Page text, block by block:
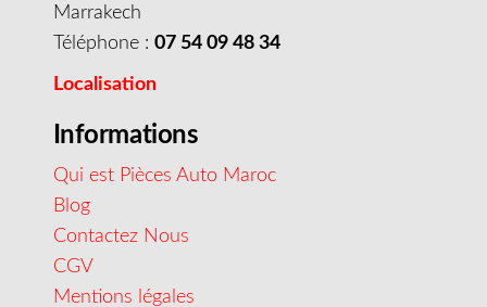
Marrakech
Téléphone : 07 54 09 48 34
Localisation
Informations
Qui est Pièces Auto Maroc
Blog
Contactez Nous
CGV
Mentions légales